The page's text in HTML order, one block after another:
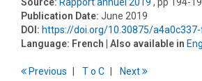
Source: Rapport annuel 2019 , pp 194-
Publication Date: June 2019
DOI: https://doi.org/10.30875/
Language: French | Also available in
Previous To C Next